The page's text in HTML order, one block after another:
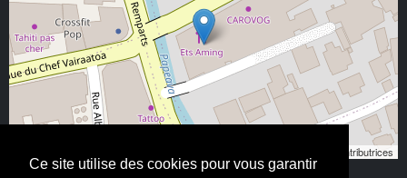
Ce site utilise des cookies pour vous garantir
contributeurs/contributrices